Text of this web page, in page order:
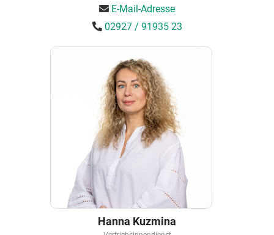
E-Mail-Adresse
02927 / 91935 23
Hanna Kuzmina